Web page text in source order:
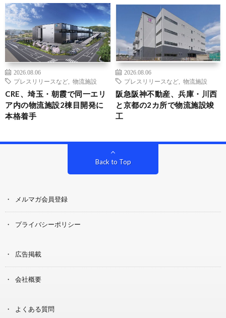
2026.08.06
プレスリリースなど
物流施設
CRE、埼玉・朝霞で同一エリ
ア内の物流施設2棟目開発に
本格着手
2026.08.06
プレスリリースなど
物流施設
阪急阪神不動産、兵庫・川西
と京都の2カ所で物流施設竣
工
Back to Top
メルマガ会員登録
プライバシーポリシー
広告掲載
会社概要
よくある質問